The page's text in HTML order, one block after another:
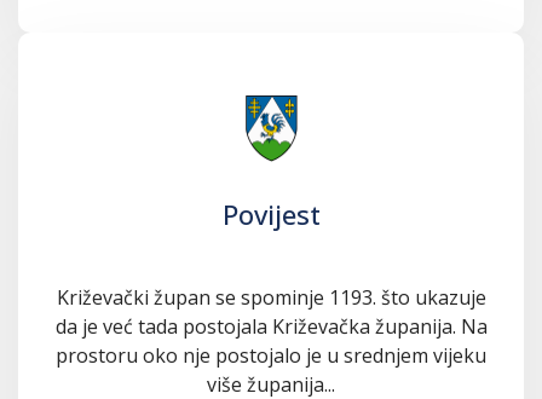
Povijest
Križevački župan se spominje 1193. što ukazuje
da je već tada postojala Križevačka županija. Na
prostoru oko nje postojalo je u srednjem vijeku
više županija...